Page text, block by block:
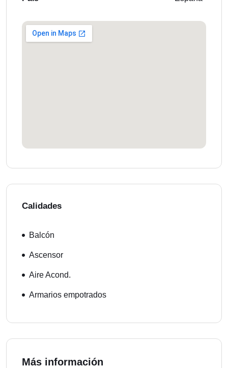
Calidades
Balcón
Ascensor
Aire Acond.
Armarios empotrados
Más información